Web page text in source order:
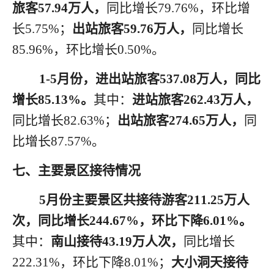
旅客57.94万人， 同比增长79.76%，环比增
长5.75%； 出站旅客59.76万人，
同比增长
85.96%，环比增长0.50%。
1-5月 份，进出站旅客537.08万人，同比
增长85.13%。 其中： 进站旅客262.43万人，
同比增长82.63%； 出站旅客274.65万人，
同
比增长87.57%。
七、主要景区接待情况
5月 份主要景区共接待游客211.25万人
次，同比增长244.67%，环比下降6.01%。
其中： 南山接待43.19万人次，
同比增长
222.31%，环比下降8.01%； 大小洞天接待